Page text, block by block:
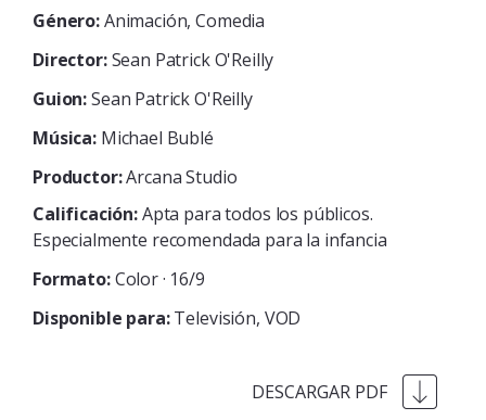
Género:Animación, Comedia
Director:Sean Patrick O'Reilly
Guion:Sean Patrick O'Reilly
Música:Michael Bublé
Productor:Arcana Studio
Calificación:Apta para todos los públicos.
Especialmente recomendada para la infancia
Formato:Color · 16/9
Disponible para:Televisión VOD